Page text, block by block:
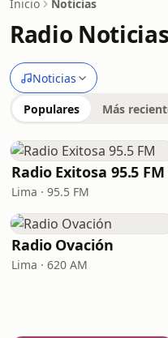
Inicio Noticias
Radio
Noticias
Populares Más
Radio Exitosa 95.5 FM
Lima · 95.5 FM
Radio Ovación
Lima · 620 AM